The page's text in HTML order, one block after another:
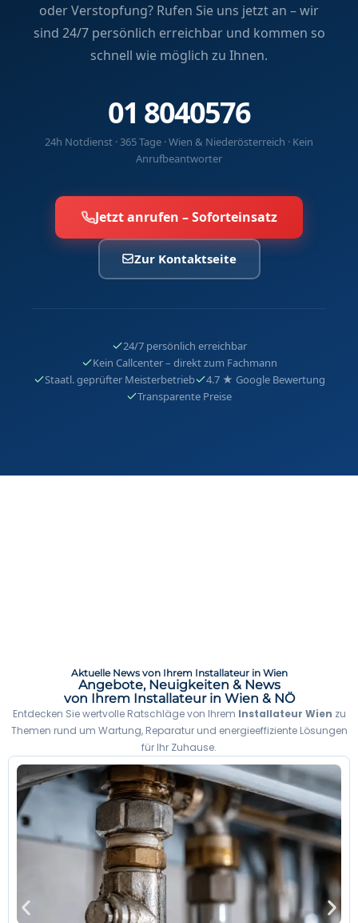
oder Verstopfung? Rufen Sie uns jetzt an – wir
sind 24/7 persönlich erreichbar und kommen so
schnell wie möglich zu Ihnen.
01 8040576
24h Notdienst · 365 Tage · Wien & Niederösterreich · Kein
Anrufbeantworter
Jetzt anrufen – Soforteinsatz
Zur Kontaktseite
24/7 persönlich erreichbar
Kein Callcenter – direkt zum Fachmann
Staatl. geprüfter Meisterbetrieb
4.7 ★ Google Bewertung
Transparente Preise
Aktuelle News von Ihrem Installateur in Wien
Angebote, Neuigkeiten & News
von Ihrem Installateur in Wien & NÖ
Entdecken Sie wertvolle Ratschläge von Ihrem Installateur Wien zu
Themen rund um Wartung, Reparatur und energieeffiziente Lösungen
für Ihr Zuhause.